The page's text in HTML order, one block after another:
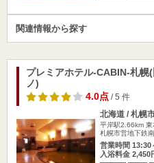
関連情報から探す
プレミアホテル-CABIN-札
ノ)
4.0点/ 5 件
北海道 / 札幌
平岸駅2.66km 東
札幌市営地下鉄
営業時間 13:30
入浴料金 2,450